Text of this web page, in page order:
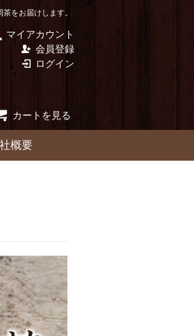
をお届けします。
マイアカウント
会員登録
ログイン
カートを見る
概要